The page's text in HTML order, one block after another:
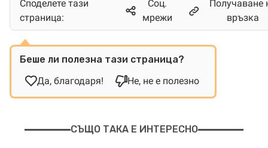
Споделете тази
страница:
Соц.
мрежи
Получаване
връзка
Беше ли полезна тази страница?
Да, благодаря!
Не, не е полезно
СЪЩО ТАКА Е ИНТЕРЕСНО